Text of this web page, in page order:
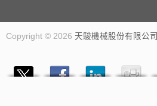
Copyright © 2026 天駿機械股份有限公司